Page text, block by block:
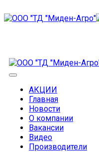
АКЦИИ
Главная
Новости
О компании
Вакансии
Видео
Производители